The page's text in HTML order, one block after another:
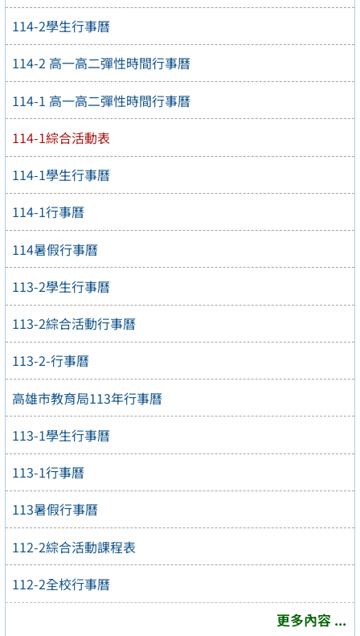
114-2學生行事曆
114-2 高一高二彈性時間行事曆
114-1 高一高二彈性時間行事曆
114-1綜合活動表
114-1學生行事曆
114-1行事曆
114暑假行事曆
113-2學生行事曆
113-2綜合活動行事曆
113-2-行事曆
高雄市教育局113年行事曆
113-1學生行事曆
113-1行事曆
113暑假行事曆
112-2綜合活動課程表
112-2全校行事曆
更多內容 ...